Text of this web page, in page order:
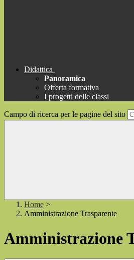
Didattica
Panoramica
Offerta formativa
I progetti delle classi
Campo di ricerca per le pagine del sito
Home >
Amministrazione Trasparente
Amministrazione